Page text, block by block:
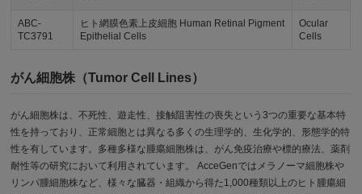
ABC-
TC3791
ヒト網膜色素上皮細胞 Human Retinal Pigment
Epithelial Cells
Ocular
Cells
がん細胞株（Tumor Cell Lines）
がん細胞株は、不死性、遊走性、接触阻害性の喪失という3つの重要な基本特
性を持っており、正常細胞とは異なる多くの生理学的、生化学的、形態学的特
性を有しています。多種多様な腫瘍細胞株は、がん免疫治療や標的療法、薬剤
耐性等の研究において利用されています。 AcceGenではメラノーマ細胞株や
リンパ腫細胞株など、様々な臓器・組織から得た1,000種類以上のヒト腫瘍細